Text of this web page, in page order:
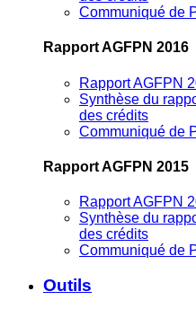
Communiqué de
Rapport AGFPN 2016
Rapport AGFPN
Synthèse du
des crédits
Communiqué de
Rapport AGFPN 2015
Rapport AGFPN
Synthèse du
des crédits
Communiqué de
Outils